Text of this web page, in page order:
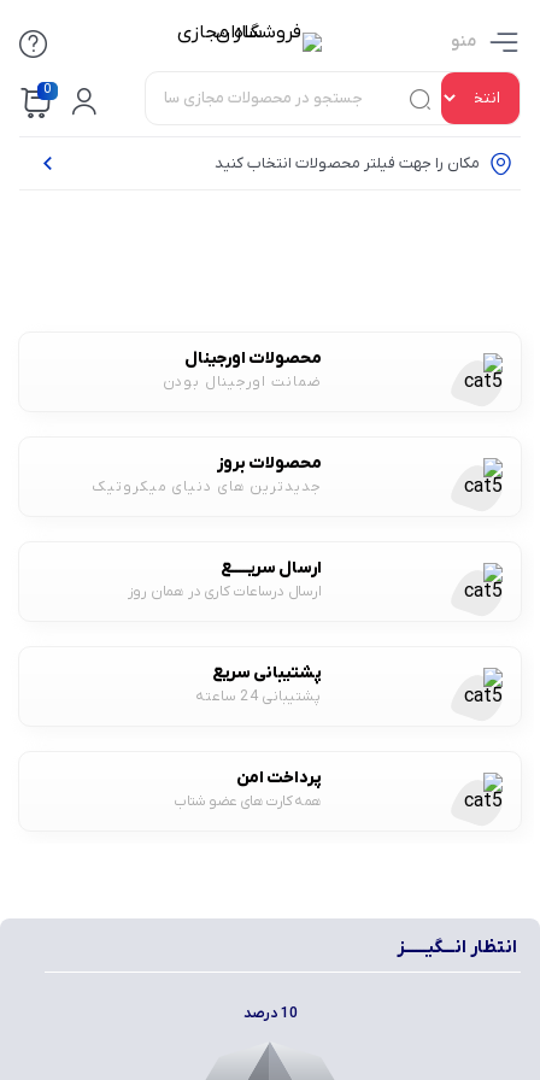
منو
0
مکان را جهت فیلتر محصولات انتخاب کنید
محصولات اورجینال
ضمانت اورجینال بودن
محصولات بروز
جدیدترین های دنیای میکروتیک
ارسال سریـــــع
ارسال درساعات کاری در همان روز
پشتیبانی سریع
پشتیبانی 24 ساعته
پرداخت امن
همه کارت های عضو شتاب
انتظار انـــگیــــــز
10 درصد